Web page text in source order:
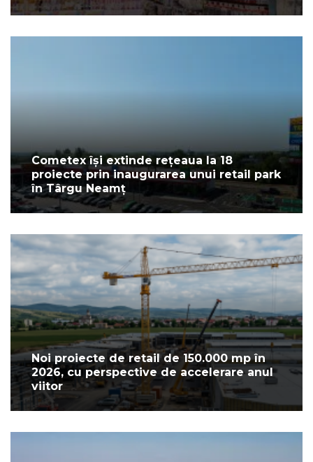
Cometex își extinde rețeaua la 18
proiecte prin inaugurarea unui retail park
în Târgu Neamț
Noi proiecte de retail de 150.000 mp în
2026, cu perspective de accelerare anul
viitor